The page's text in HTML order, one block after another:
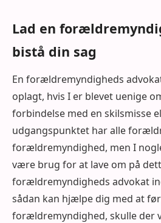
Lad en
bistå din sag
En forældremyndigheds
oplagt, hvis I er blevet uenige
forbindelse med en skilsmisse
udgangspunktet har alle
forældremyndighed, men I
være brug for at lave om på
forældremyndigheds advokat
sådan kan hjælpe dig med at
forældremyndighed, skulle der